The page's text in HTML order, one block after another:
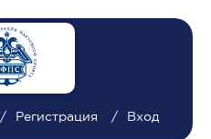
Регистрация Вход